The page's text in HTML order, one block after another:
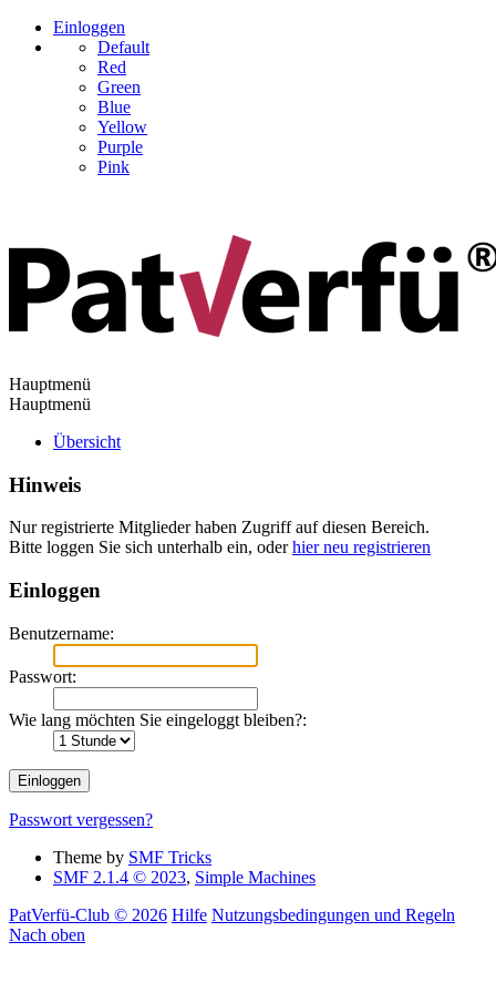
Einloggen
Default
Red
Green
Blue
Yellow
Purple
Pink
Hauptmenü
Hauptmenü
Übersicht
Hinweis
Nur registrierte Mitglieder haben Zugriff auf diesen Bereich.
Bitte loggen Sie sich unterhalb ein, oderhier neu registrieren
Einloggen
Benutzername:
Passwort:
Wie lang möchten Sie eingeloggt bleiben?:
Passwort vergessen?
Theme by SMF Tricks
SMF 2.1.4 © 2023, Simple Machines
PatVerfü-Club © 2026 Hilfe Nutzungsbedingungen und Regeln
Nach oben